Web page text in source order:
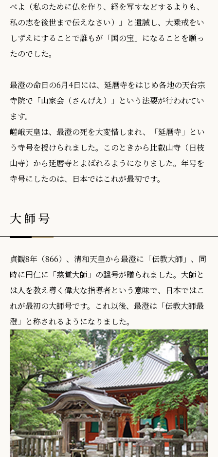
べよ（私のために仏を作り、経を写すなどするよりも、
私の志を後世まで伝えなさい）」と遺誡し、大乗戒をい
しずえにすることで誰もが「国の宝」になることを願っ
たのでした。
最澄の命日の6月4日には、延暦寺をはじめ各地の天台宗
寺院で「山家会（さんげえ）」という法要が行われてい
ます。
嵯峨天皇は、最澄の死を大変惜しまれ、「延暦寺」とい
う寺号を授けられました。このときから比叡山寺（日枝
山寺）から延暦寺とよばれるようになりました。年号を
寺号にしたのは、日本ではこれが最初です。
大師号
貞観8年（866）、清和天皇から最澄に「伝教大師」、同
時に円仁に「慈覚大師」の諡号が贈られました。大師と
は人を教え導く偉大な指導者という意味で、日本ではこ
れが最初の大師号です。これ以後、最澄は「伝教大師最
澄」と称されるようになりました。